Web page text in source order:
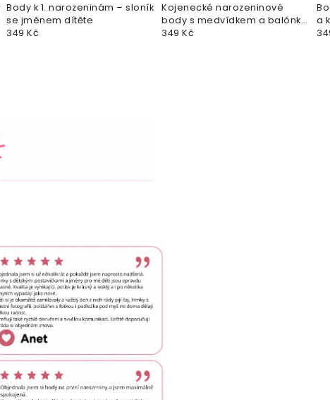
Body k 1. narozeninám – sloník
se jménem dítěte
349 Kč
Kojenecké narozeninové
body s medvídkem a balónky
– první narozeniny
349 Kč
a